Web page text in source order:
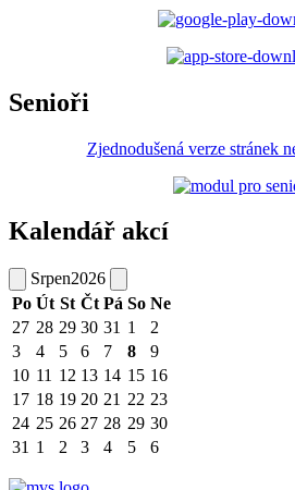
Senioři
Zjednodušená verze stránek
Kalendář akcí
Srpen2026
Po Út St Čt Pá So Ne
27 28 29 30 31 1
2
3
4 5 6 7 8
9
10 11 12 13 14 15 16
17 18 19 20 21 22 23
24 25 26 27 28 29 30
31 1 2 3 4 5 6